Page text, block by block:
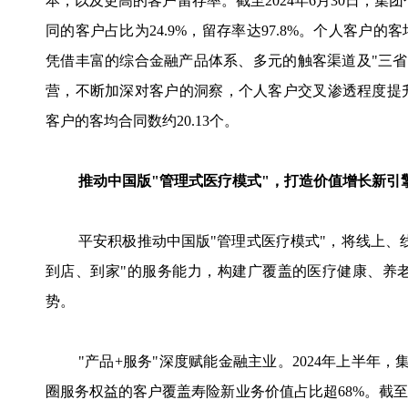
同的客户占比为24.9%，留存率达97.8%。个人客户的
凭借丰富的综合金融产品体系、多元的触客渠道及"三
营，不断加深对客户的洞察，个人客户交叉渗透程度提
客户的客均合同数约20.13个。
推动中国版"管理式医疗模式"，打造价值增长新引
平安积极推动中国版"管理式医疗模式"，将线上
到店、到家"的服务能力，构建广覆盖的医疗健康、养
势。
"产品+服务"深度赋能金融主业。2024年上半年，
圈服务权益的客户覆盖寿险新业务价值占比超68%。截